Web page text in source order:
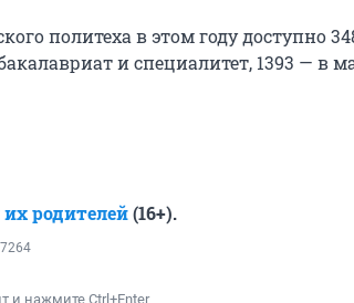
политеха в этом году доступно
и специалитет, 1393 — в
родителей(16+).
и нажмите Ctrl+Enter